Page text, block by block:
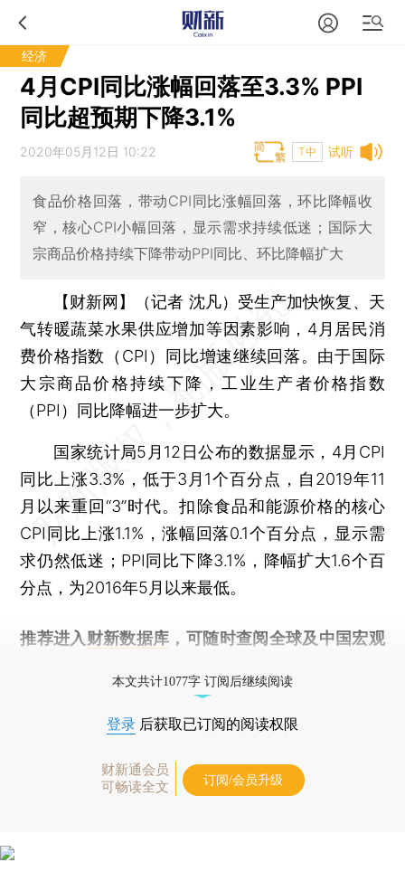
经济
4月CPI同比涨幅回落至3.3% PPI
同比超预期下降3.1%
试听
2020年05月12日 10:22 T中
食品价格回落，带动CPI同比涨幅回落，环比降幅收
窄，核心CPI小幅回落，显示需求持续低迷；国际大
宗商品价格持续下降带动PPI同比、环比降幅扩大
【财新网】（记者 沈凡） 受生产加快恢复、天
气转暖蔬菜水果供应增加等因素影响，4月居民消
费价格指数（CPI）同比增速继续回落。由于国际
大宗商品价格持续下降，工业生产者价格指数
（PPI）同比降幅进一步扩大。
国家统计局5月12日公布的数据显示，4月CPI
同比上涨3.3%，低于3月1个百分点，自2019年11
月以来重回“3”时代。扣除食品和能源价格的核心
CPI同比上涨1.1%，涨幅回落0.1个百分点，显示需
求仍然低迷；PPI同比下降3.1%，降幅扩大1.6个百
分点，为2016年5月以来最低。
推荐进入 财新数据库 ，可随时查阅全球及中国宏观
本文共计1077字 订阅后继续阅读
登录 后获取已订阅的阅读权限
财新通会员
可畅读全文
订阅/会员升级